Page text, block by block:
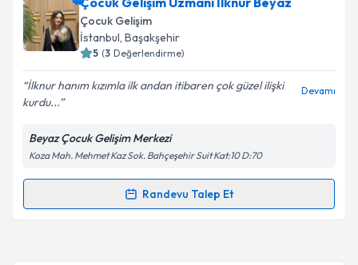
takvimi talebi oluşturun. Size bu uzmandan randevu
almanız için bir takvim hazırlandığında e-posta ile
bilgilendireceğiz.
E-posta Adresiniz
Kişisel verilerimin işlenmesine ilişkinAydınlatma
Metni'ni okudum ve kişisel verilerimin belirtilen
kapsamda işlenmesini kabul ediyorum.
Çocuk Gelişim
İstanbul, Başakşehir
5 (3 Değerlendirme)
İlknur hanım kızımla ilk andan itibaren çok güzel ilişki
kurdu...
Devamı
Beyaz Çocuk Gelişim Merkezi
Koza Mah. Mehmet Kaz Sok. Bahçeşehir Suit Kat:10 D:70
Randevu Talep Et
Randevu Takvimi Talebi